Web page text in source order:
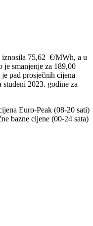
iznosila 75,62 €/MWh, a u
smanjenje za 189,00
pad prosječnih cijena
studeni 2023. godine za
Euro-Peak (08-20 sati)
bazne cijene (00-24 sata)